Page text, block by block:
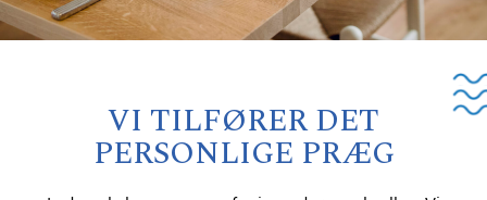
VI TILFØRER DET
PERSONLIGE PRÆG